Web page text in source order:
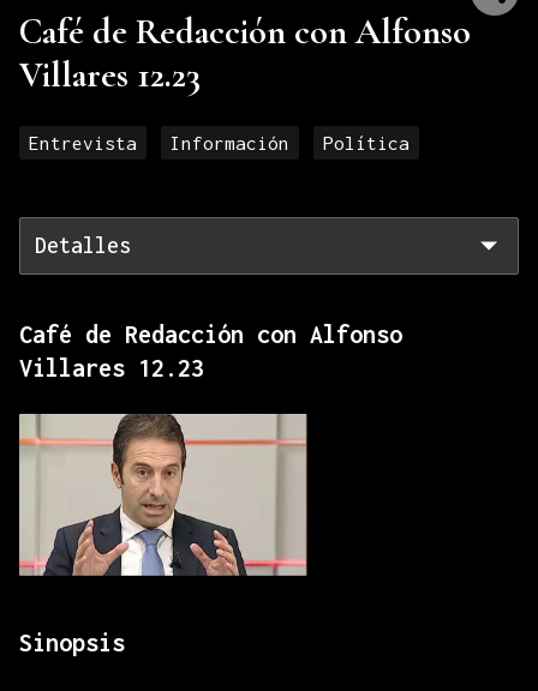
Café de Redacción con Alfonso
Villares 12.23
Entrevista Información Política
Detalles
Café de Redacción con Alfonso
Villares 12.23
Sinopsis